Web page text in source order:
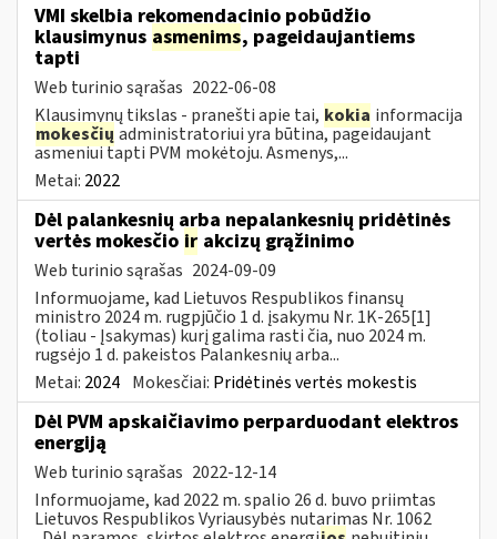
VMI skelbia rekomendacinio pobūdžio
klausimynus asmenims, pageidaujantiems
tapti
Web turinio sąrašas 2022-06-08
Klausimynų tikslas - pranešti apie tai, kokia informacija
mokesčių administratoriui yra būtina, pageidaujant
asmeniui tapti PVM mokėtoju. Asmenys,...
Metai: 2022
Dėl palankesnių arba nepalankesnių pridėtinės
vertės mokesčio ir akcizų grąžinimo
Web turinio sąrašas 2024-09-09
Informuojame, kad Lietuvos Respublikos finansų
ministro 2024 m. rugpjūčio 1 d. įsakymu Nr. 1K-265[1]
(toliau - Įsakymas) kurį galima rasti čia, nuo 2024 m.
rugsėjo 1 d. pakeistos Palankesnių arba...
Metai: 2024 Mokesčiai: Pridėtinės vertės mokestis
Dėl PVM apskaičiavimo perparduodant elektros
energiją
Web turinio sąrašas 2022-12-14
Informuojame, kad 2022 m. spalio 26 d. buvo priimtas
Lietuvos Respublikos Vyriausybės nutarimas Nr. 1062